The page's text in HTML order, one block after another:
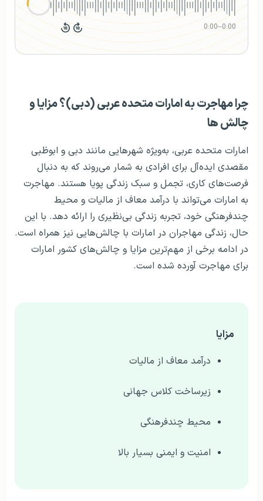
0:00
–
0:00
چرا مهاجرت به امارات متحده عربی (دبی)؟ مزایا و
چالش ها
امارات متحده عربی، به‌ویژه شهرهایی مانند دبی و ابوظبی
مقصدی ایده‌آل برای افرادی به شمار می‌روند که به دنبال
فرصت‌های کاری، تجمل و سبک زندگی پویا هستند. مهاجرت
به امارات می‌تواند با درآمد معاف از مالیات و محیط
چندفرهنگی خود، تجربه زندگی بی‌نظیری را ارائه دهد. با این
حال، زندگی مهاجران در امارات با چالش‌هایی نیز همراه است.
در ادامه برخی از مهم‌ترین مزایا و چالش‌های کشور امارات
برای مهاجرت آورده شده است.
مزایا
درآمد معاف از مالیات
زیرساخت کلاس جهانی
محیط چندفرهنگی
امنیت و ایمنی بسیار بالا